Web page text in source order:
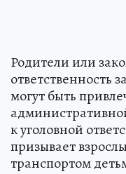
Родители или
ответственность
могут быть
к уголовной
призывает
транспортом